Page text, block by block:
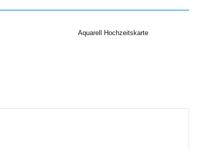
Aquarell Hochzeitskarte